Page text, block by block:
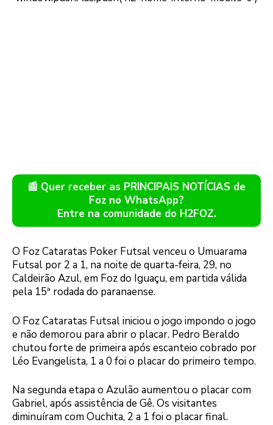
📰 Quer receber as PRINCIPAIS NOTÍCIAS de
Foz no WhatsApp?
Entre na comunidade do H2FOZ.
O Foz Cataratas Poker Futsal venceu o Umuarama
Futsal por 2 a 1, na noite de quarta-feira, 29, no
Caldeirão Azul, em Foz do Iguaçu, em partida válida
pela 15ª rodada do paranaense.
O Foz Cataratas Futsal iniciou o jogo impondo o jogo
e não demorou para abrir o placar. Pedro Beraldo
chutou forte de primeira após escanteio cobrado por
Léo Evangelista, 1 a 0 foi o placar do primeiro tempo.
Na segunda etapa o Azulão aumentou o placar com
Gabriel, após assistência de Gê. Os visitantes
diminuíram com Ouchita, 2 a 1 foi o placar final.